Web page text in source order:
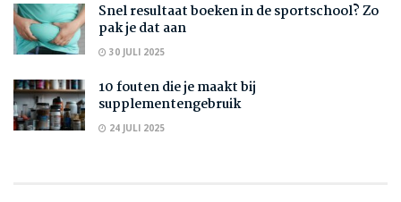
Snel resultaat boeken in de sportschool? Zo
pak je dat aan
30 JULI 2025
10 fouten die je maakt bij
supplementengebruik
24 JULI 2025